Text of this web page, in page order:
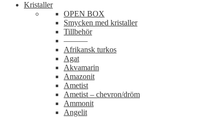
Kristaller
OPEN BOX
Smycken med kristaller
Tillbehör
———
Afrikansk turkos
Agat
Akvamarin
Amazonit
Ametist
Ametist – chevron/dröm
Ammonit
Angelit